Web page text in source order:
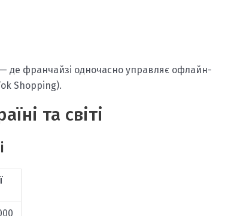
де франчайзі одночасно управляє офлайн-
Shopping).
та світі